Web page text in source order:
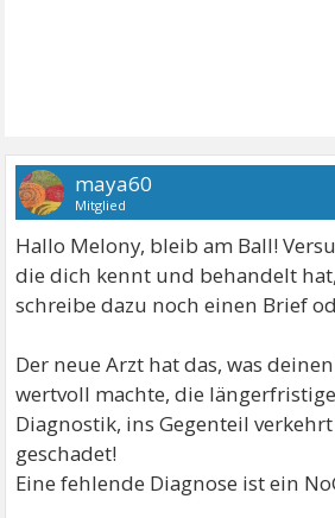
maya60
Mitglied
Hallo Melony, bleib am Ball!
die dich kennt und behandelt
schreibe dazu noch einen Brief
Der neue Arzt hat das, was
wertvoll machte, die
Diagnostik, ins Gegenteil
geschadet!
Eine fehlende Diagnose ist ein